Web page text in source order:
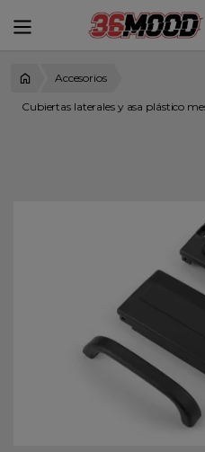
Accesorios
Cubiertas laterales y asa plástico